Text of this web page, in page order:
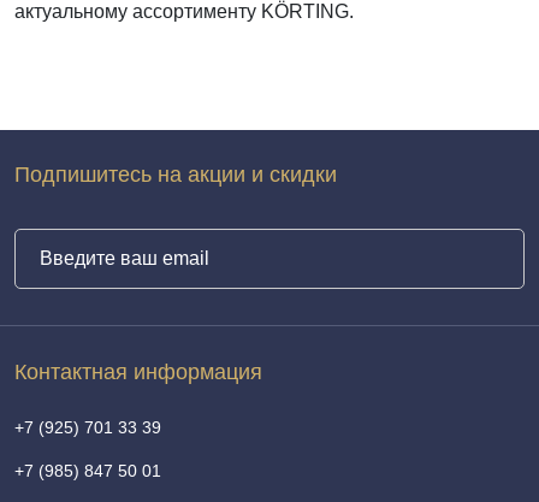
актуальному ассортименту KÖRTING.
Контактная информация
+7 (925) 701 33 39
+7 (985) 847 50 01
Подпишитесь на акции и скидки